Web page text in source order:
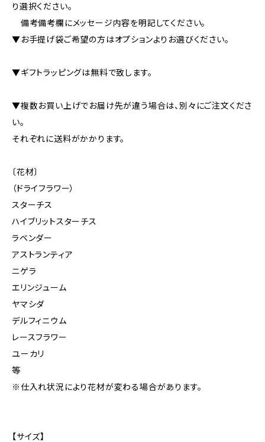
り選択ください。
備考備考欄にメッセージ内容を明記してください。
▼お手提げ袋ご希望の方はオプションよりお選びください。
▼ギフトラッピングは無料で致します。
▼複数お買い上げでお届け先が違う場合は、別々にご注文くださ
い。
それぞれに送料がかかります。
〔花材〕
（ドライフラワー）
スターチス
ハイブリットスターチス
ラベンダー
アストランティア
ニゲラ
エリンジューム
ヤマシダ
デルフィニウム
レースフラワー
ユーカリ
等
※仕入れ状況により花材が変わる場合があります。
【サイズ】